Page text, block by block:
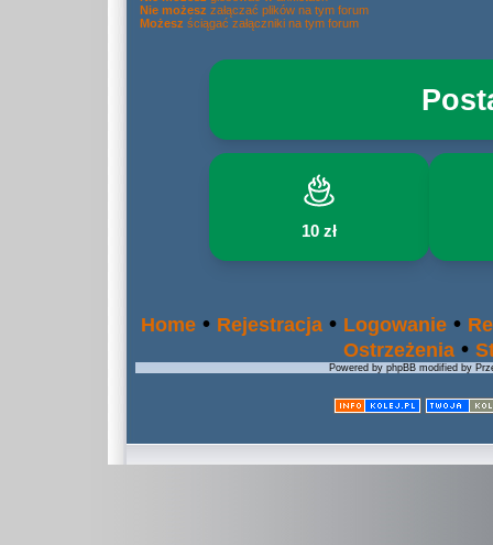
Nie możesz załączać plików na tym forum
Możesz ściągać załączniki na tym forum
10 zł
Home • Rejestracja • Logowanie •
Ostrzeżenia •
Powered by phpBB modified by